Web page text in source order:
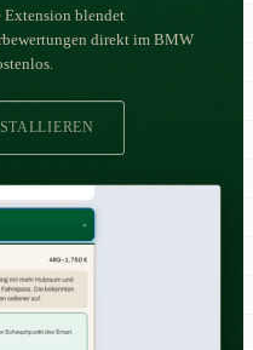
Extension blendet
direkt im BMW